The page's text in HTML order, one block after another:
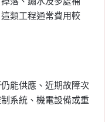
類工程通常費用較
能供應、近期故障次
系統、機電設備或重